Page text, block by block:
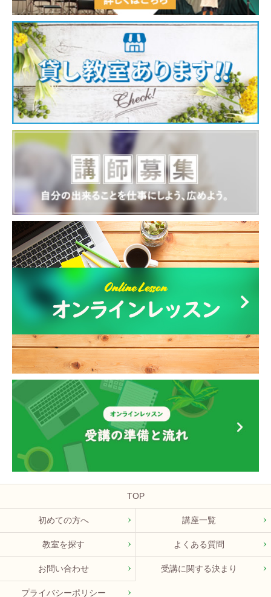
TOP
初めての方へ 講座一覧
教室を探す よくある質問
お問い合わせ 受講に関する決まり
プライバシーポリシー